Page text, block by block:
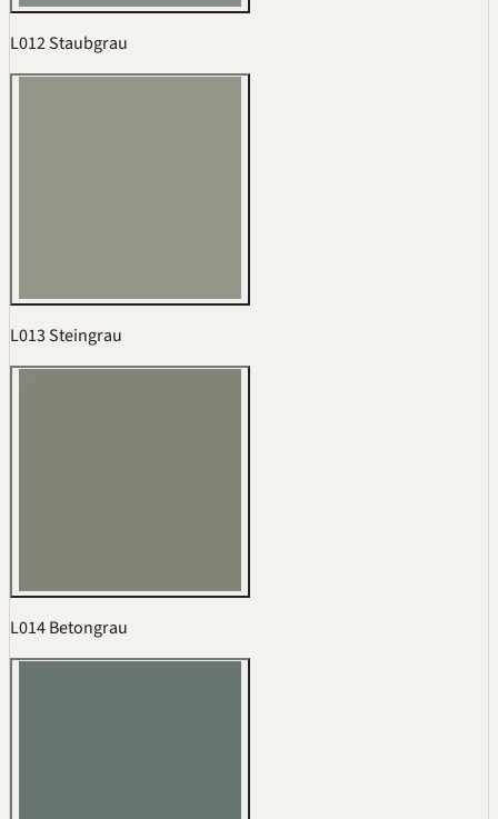
L012 Staubgrau
L013 Steingrau
L014 Betongrau